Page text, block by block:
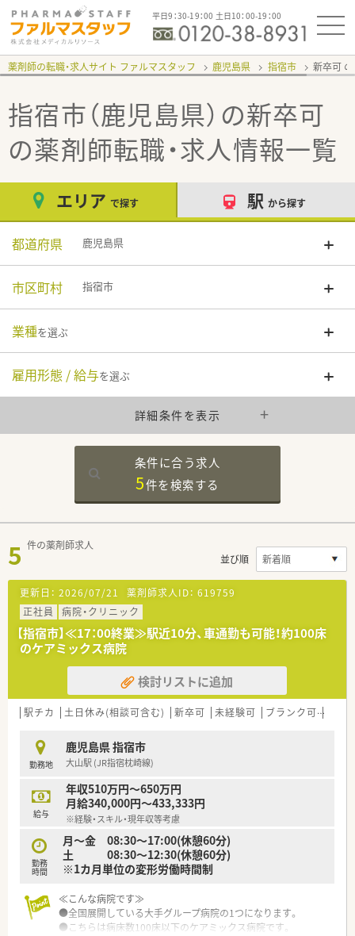
平日9：30-19：00 土日10：00-19：00
薬剤師の転職・求人サイト ファルマスタッフ 鹿児島県 指宿市 新卒可
指宿市（鹿児島県）の新卒可
の薬剤師転職・求人情報一覧
エリア で探す 駅 から探す
都道府県 鹿児島県
市区町村 指宿市
業種を選ぶ
雇用形態 / 給与を選ぶ
詳細条件を表示
条件に合う求人
5件を検索する
5 件の薬剤師求人
並び順
更新日： 2026/07/21 薬剤師求人ID： 619759
正社員
病院・クリニック
【指宿市】≪17：00終業≫駅近10分、車通勤も可能！約100床
のケアミックス病院
検討リストに追加
駅チカ 土日休み(相談可含む) 新卒可 未経験可 ブランク可
勤務地
鹿児島県 指宿市
大山駅 (JR指宿枕崎線)
給与
年収510万円～650万円
月給340,000円～433,333円
※経験・スキル・現年収等考慮
勤務
時間
月～金 08:30～17:00(休憩60分)
土 08:30～12:30(休憩60分)
※1カ月単位の変形労働時間制
≪こんな病院です≫
●全国展開している大手グループ病院の1つになります。
●こちらは病床数100床以下のケアミックス病院です。